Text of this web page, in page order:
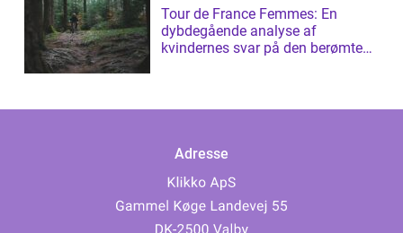
Tour de France Femmes: En
dybdegående analyse af
kvindernes svar på den berømte
Adresse